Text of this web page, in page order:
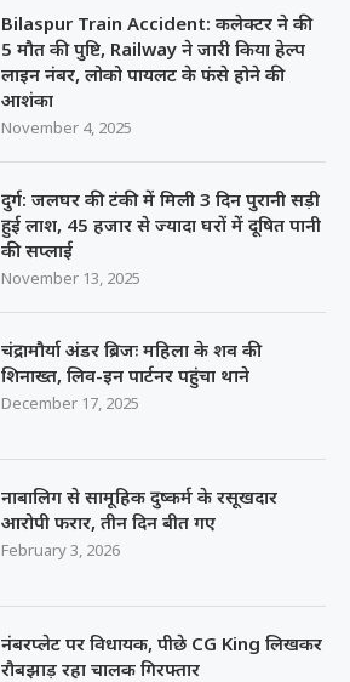
Bilaspur Train Accident: कलेक्टर ने की
5 मौत की पुष्टि, Railway ने जारी किया हेल्प
लाइन नंबर, लोको पायलट के फंसे होने की
आशंका
November 4, 2025
दुर्ग: जलघर की टंकी में मिली 3 दिन पुरानी सड़ी
हुई लाश, 45 हजार से ज्यादा घरों में दूषित पानी
की सप्लाई
November 13, 2025
चंद्रामौर्या अंडर ब्रिजः महिला के शव की
शिनाख्त, लिव-इन पार्टनर पहुंचा थाने
December 17, 2025
नाबालिग से सामूहिक दुष्कर्म के रसूखदार
आरोपी फरार, तीन दिन बीत गए
February 3, 2026
नंबरप्लेट पर विधायक, पीछे CG King लिखकर
रौबझाड़ रहा चालक गिरफ्तार